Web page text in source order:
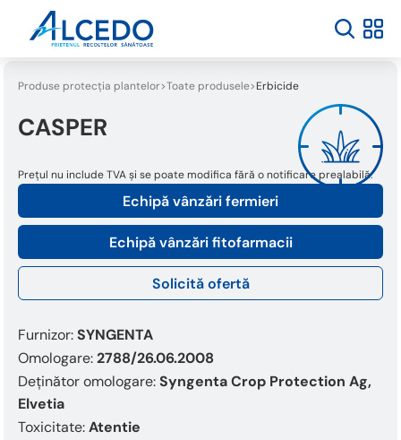
Produse protecția plantelor Toate produsele Erbicide
CASPER
Echipă vânzări fermieri
Echipă vânzări fitofarmacii
Solicită ofertă
Prețul nu include TVA și se poate modifica fără o notificare prealabilă.
Furnizor:SYNGENTA
Omologare:2788/26.06.2008
Deținător omologare:Syngenta Crop Protection Ag,
Elvetia
Toxicitate:Atentie